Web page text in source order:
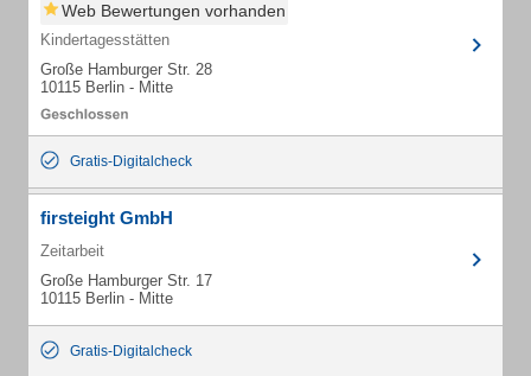
Web Bewertungen vorhanden
Kindertagesstätten
Große Hamburger Str. 28
10115 Berlin - Mitte
Gratis-Digitalcheck
firsteight GmbH
Zeitarbeit
Große Hamburger Str. 17
10115 Berlin - Mitte
Gratis-Digitalcheck